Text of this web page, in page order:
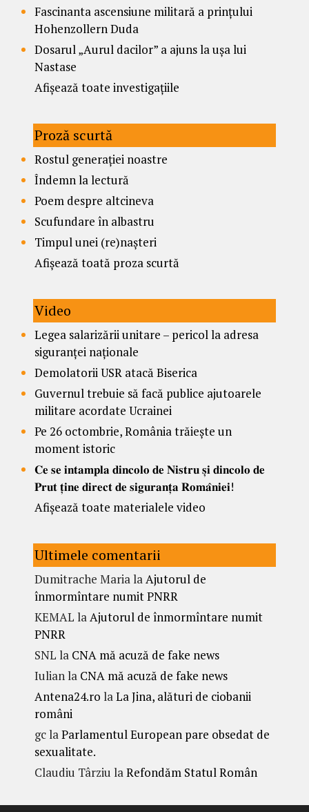
Fascinanta ascensiune militară a prințului
Hohenzollern Duda
Dosarul „Aurul dacilor” a ajuns la ușa lui
Nastase
Afișează toate investigațiile
Proză scurtă
Rostul generației noastre
Îndemn la lectură
Poem despre altcineva
Scufundare în albastru
Timpul unei (re)nașteri
Afișează toată proza scurtă
Video
Legea salarizării unitare – pericol la adresa
siguranței naționale
Demolatorii USR atacă Biserica
Guvernul trebuie să facă publice ajutoarele
militare acordate Ucrainei
Pe 26 octombrie, România trăiește un
moment istoric
𝐂𝐞 𝐬𝐞 𝐢𝐧𝐭𝐚𝐦𝐩𝐥𝐚 𝐝𝐢𝐧𝐜𝐨𝐥𝐨 𝐝𝐞 𝐍𝐢𝐬𝐭𝐫𝐮 𝐬̦𝐢 𝐝𝐢𝐧𝐜𝐨𝐥𝐨 𝐝𝐞
𝐏𝐫𝐮𝐭 𝐭̦𝐢𝐧𝐞 𝐝𝐢𝐫𝐞𝐜𝐭 𝐝𝐞 𝐬𝐢𝐠𝐮𝐫𝐚𝐧𝐭̦𝐚 𝐑𝐨𝐦𝐚̂𝐧𝐢𝐞𝐢!
Afișează toate materialele video
Ultimele comentarii
Dumitrache MarialaAjutorul de
înmormîntare numit PNRR
KEMAL laAjutorul de înmormîntare numit
PNRR
SNL la CNA mă acuză de fake news
Iulianla CNA mă acuză de fake news
Antena24.ro laLa Jina, alături de ciobanii
români
gclaParlamentul European pare obsedat de
sexualitate.
Claudiu Târziu laRefondăm Statul Român